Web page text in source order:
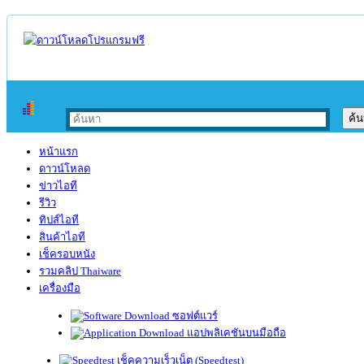
หน้าแรก
ดาวน์โหลด
ข่าวไอที
รีวิว
ทิปส์ไอที
สินค้าไอที
เช็ครอบหนัง
รวมคลิป Thaiware
เครื่องมือ
ซอฟต์แวร์
แอปพลิเคชันบนมือถือ
เช็คความเร็วเน็ต (Speedtest)